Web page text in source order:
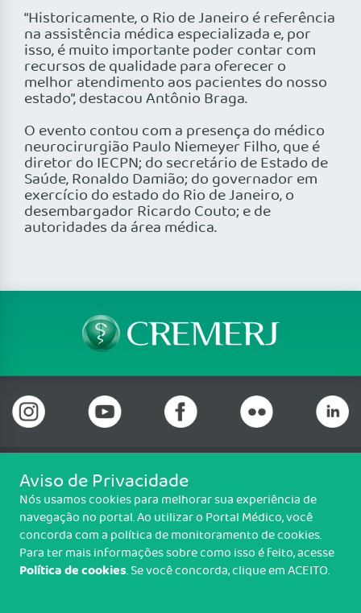
“Historicamente, o Rio de Janeiro é referência
na assistência médica especializada e, por
isso, é muito importante poder contar com
recursos de qualidade para oferecer o
melhor atendimento aos pacientes do nosso
estado”, destacou Antônio Braga.
O evento contou com a presença do médico
neurocirurgião Paulo Niemeyer Filho, que é
diretor do IECPN; do secretário de Estado de
Saúde, Ronaldo Damião; do governador em
exercício do estado do Rio de Janeiro, o
desembargador Ricardo Couto; e de
autoridades da área médica.
Telefone: (21) 3184-7050 Whatsapp: (21) 3184-
7050
Praia de Botafogo (228), loja 119b, Botafogo, Rio de Janeiro/RJ - CEP:
22250-145
Copyright CREMERJ. Todos os direitos reservados.
Aviso de Privacidade
Nós usamos cookies para melhorar sua experiência de
navegação no portal. Ao utilizar o Portal Médico, você
concorda com a política de monitoramento de cookies.
Para ter mais informações sobre como isso é feito, acesse
Política de cookies. Se você concorda, clique em ACEITO.